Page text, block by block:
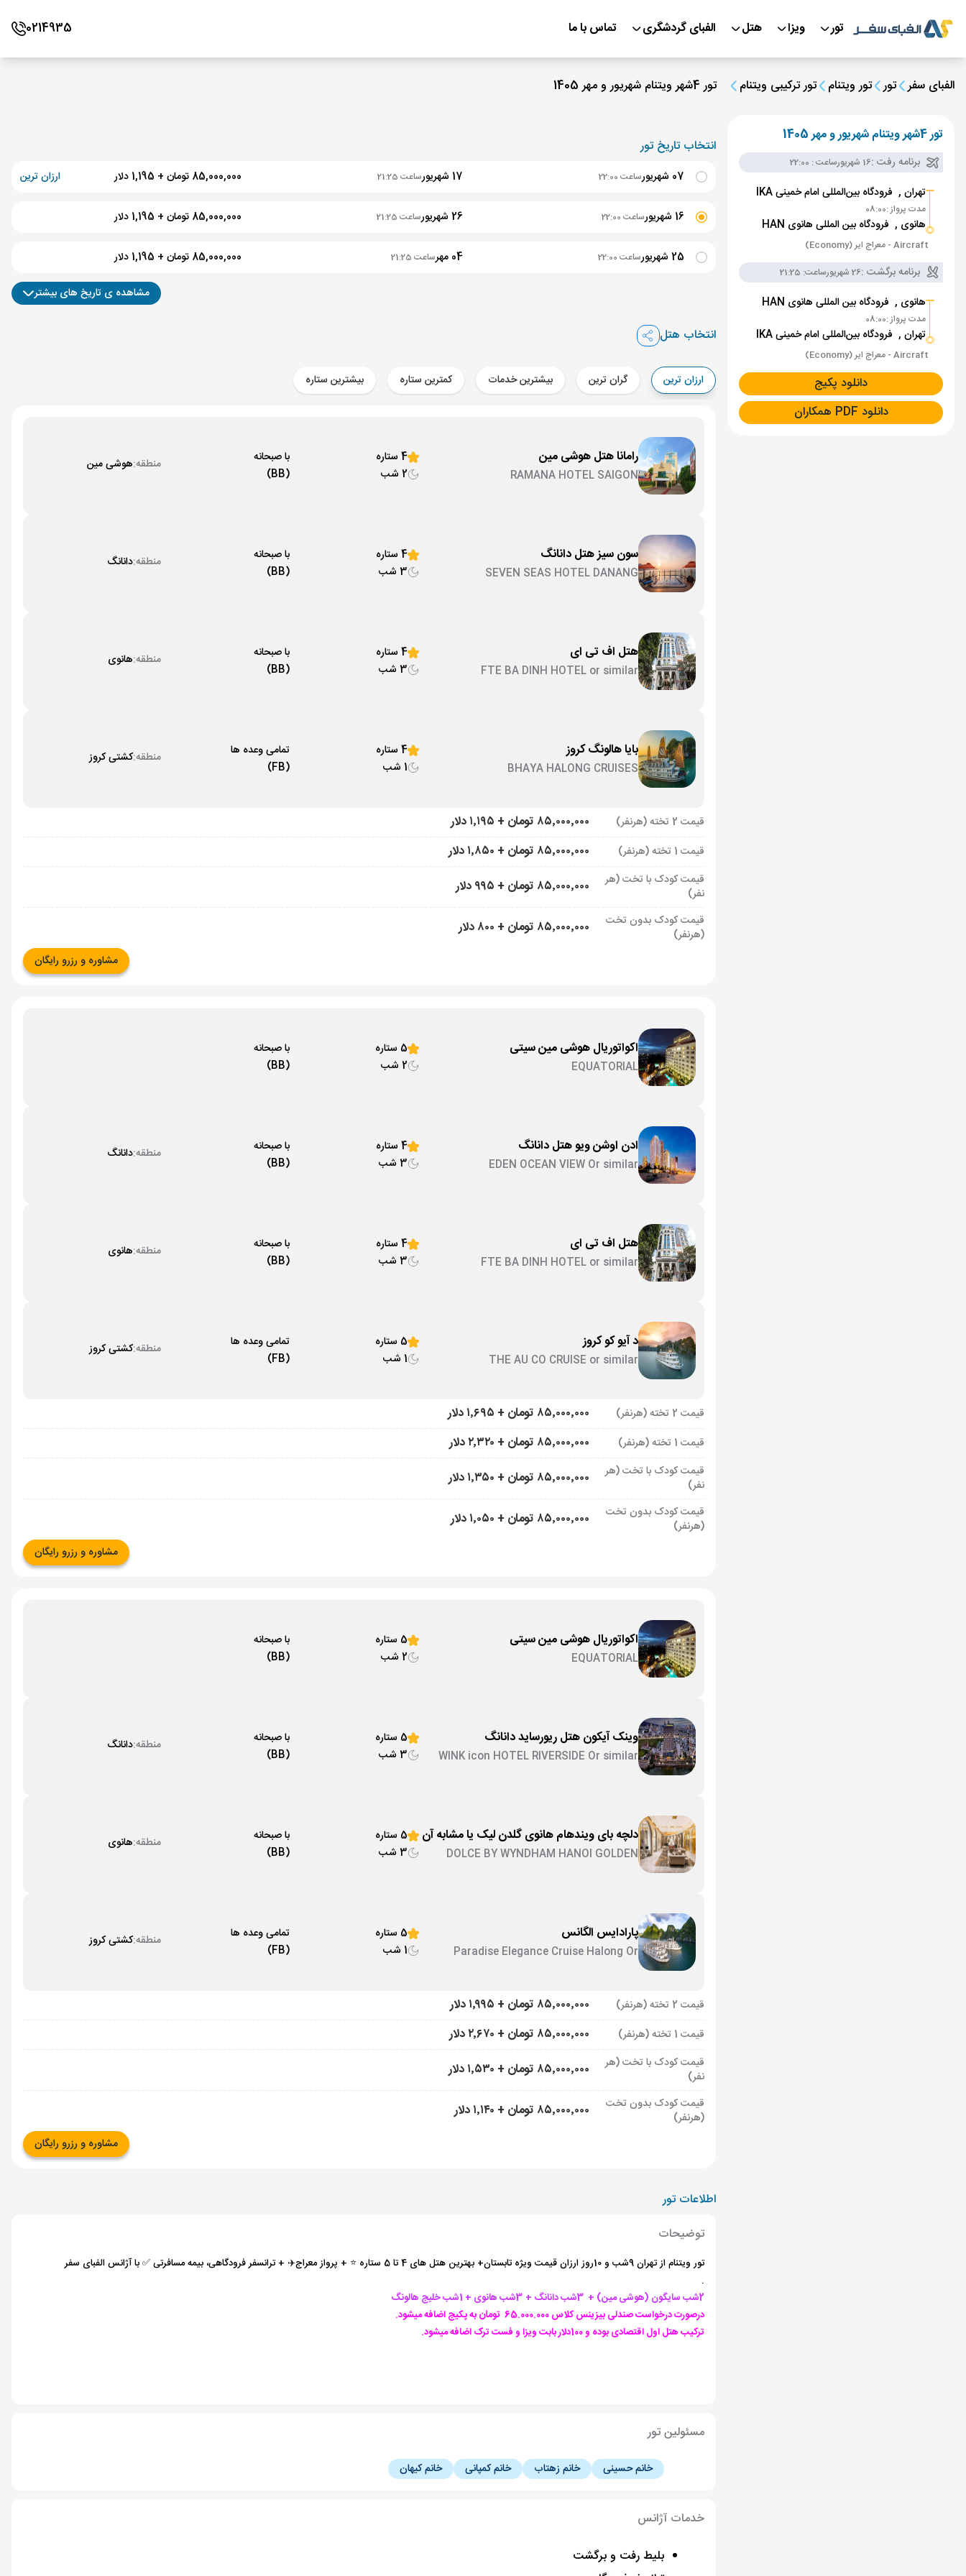
تور ویزا هتل الفبای گردشگری تماس با ما 0214935
الفبای سفر تور تور ویتنام تور ترکیبی ویتنام تور 4شهر ویتنام شهریور و مهر 1405
تور 4شهر ویتنام شهریور و مهر 1405
برنامه رفت :16 شهریور ساعت : 22:00
تهران , فرودگاه بین‌المللی امام خمینی IKA
مدت پرواز :08:00
هانوی , فرودگاه بین المللی هانوی HAN
Aircraft - معراج ایر (Economy)
برنامه برگشت :26 شهریور ساعت: 21:25
هانوی , فرودگاه بین المللی هانوی HAN
مدت پرواز :08:00
تهران , فرودگاه بین‌المللی امام خمینی IKA
Aircraft - معراج ایر (Economy)
دانلود پکیج
دانلود PDF همکاران
انتخاب تاریخ تور
07 شهریور ساعت 22:00 17 شهریور ساعت 21:25 85,000,000 تومان + 1,195 دلار ارزان ترین
16 شهریور ساعت 22:00 26 شهریور ساعت 21:25 85,000,000 تومان + 1,195 دلار
25 شهریور ساعت 22:00 04 مهر ساعت 21:25 85,000,000 تومان + 1,195 دلار
12 مهر ساعت 22:00
21 مهر ساعت 22:00 ساعت 21:25
مشاهده ی تاریخ های بیشتر
انتخاب هتل
ارزان ترین گران ترین بیشترین خدمات کمترین ستاره بیشترین ستاره
رامانا هتل هوشی مین
RAMANA HOTEL SAIGON
4 ستاره
2 شب
با صبحانه
(BB)
منطقه:هوشی مین
سون سیز هتل دانانگ
SEVEN SEAS HOTEL DANANG
4 ستاره
3 شب
با صبحانه
(BB)
منطقه:دانانگ
هتل اف تی ای
FTE BA DINH HOTEL or similar
4 ستاره
3 شب
با صبحانه
(BB)
منطقه:هانوی
بایا هالونگ کروز
BHAYA HALONG CRUISES
4 ستاره
1 شب
تمامی وعده ها
(FB)
منطقه:کشتی کروز
قیمت 2 تخته (هرنفر) ۸۵٬۰۰۰٬۰۰۰ تومان + ۱٬۱۹۵ دلار
قیمت 1 تخته (هرنفر) ۸۵٬۰۰۰٬۰۰۰ تومان + ۱٬۸۵۰ دلار
قیمت کودک با تخت (هر
نفر)
۸۵٬۰۰۰٬۰۰۰ تومان + ۹۹۵ دلار
قیمت کودک بدون تخت
(هرنفر)
۸۵٬۰۰۰٬۰۰۰ تومان + ۸۰۰ دلار
مشاوره و رزرو رایگان
اکواتوریال هوشی مین سیتی
EQUATORIAL
5 ستاره
2 شب
با صبحانه
(BB)
ادن اوشن ویو هتل دانانگ
EDEN OCEAN VIEW Or similar
4 ستاره
3 شب
با صبحانه
(BB)
منطقه:دانانگ
هتل اف تی ای
FTE BA DINH HOTEL or similar
4 ستاره
3 شب
با صبحانه
(BB)
منطقه:هانوی
د آیو کو کروز
THE AU CO CRUISE or similar
5 ستاره
1 شب
تمامی وعده ها
(FB)
منطقه:کشتی کروز
قیمت 2 تخته (هرنفر) ۸۵٬۰۰۰٬۰۰۰ تومان + ۱٬۶۹۵ دلار
قیمت 1 تخته (هرنفر) ۸۵٬۰۰۰٬۰۰۰ تومان + ۲٬۳۲۰ دلار
قیمت کودک با تخت (هر
نفر)
۸۵٬۰۰۰٬۰۰۰ تومان + ۱٬۳۵۰ دلار
قیمت کودک بدون تخت
(هرنفر)
۸۵٬۰۰۰٬۰۰۰ تومان + ۱٬۰۵۰ دلار
مشاوره و رزرو رایگان
اکواتوریال هوشی مین سیتی
EQUATORIAL
5 ستاره
2 شب
با صبحانه
(BB)
وینک آیکون هتل ریورساید دانانگ
WINK icon HOTEL RIVERSIDE Or similar
5 ستاره
3 شب
با صبحانه
(BB)
منطقه:دانانگ
دلچه بای ویندهام هانوی گلدن لیک یا مشابه آن
DOLCE BY WYNDHAM HANOI GOLDEN
5 ستاره
3 شب
با صبحانه
(BB)
منطقه:هانوی
پارادایس الگانس
Paradise Elegance Cruise Halong Or
5 ستاره
1 شب
تمامی وعده ها
(FB)
منطقه:کشتی کروز
قیمت 2 تخته (هرنفر) ۸۵٬۰۰۰٬۰۰۰ تومان + ۱٬۹۹۵ دلار
قیمت 1 تخته (هرنفر) ۸۵٬۰۰۰٬۰۰۰ تومان + ۲٬۶۷۰ دلار
قیمت کودک با تخت (هر
نفر)
۸۵٬۰۰۰٬۰۰۰ تومان + ۱٬۵۳۰ دلار
قیمت کودک بدون تخت
(هرنفر)
۸۵٬۰۰۰٬۰۰۰ تومان + ۱٬۱۴۰ دلار
مشاوره و رزرو رایگان
اطلاعات تور
توضیحات
تور ویتنام از تهران 9شب و 10روز ارزان قیمت ویژه تابستان+ بهترین هتل های 4 تا 5 ستاره ⭐️ + پرواز معراج✈️ + ترانسفر فرودگاهی، بیمه مسافرتی ✅ با آژانس الفبای سفر
.
2شب سایگون (هوشی مین) +
3شب هانوی
+ 1شب خلیج هالونگ
درصورت درخواست صندلی بیزینس کلاس 65.000.000 تومان به پکیج اضافه میشود.
ترکیب هتل اول اقتصادی بوده و 100دلار بابت ویزا و فست ترک اضافه میشود.
مسئولین تور
خانم حسینی خانم زهتاب خانم کمپانی خانم کیهان
خدمات آژانس
بلیط رفت و برگشت